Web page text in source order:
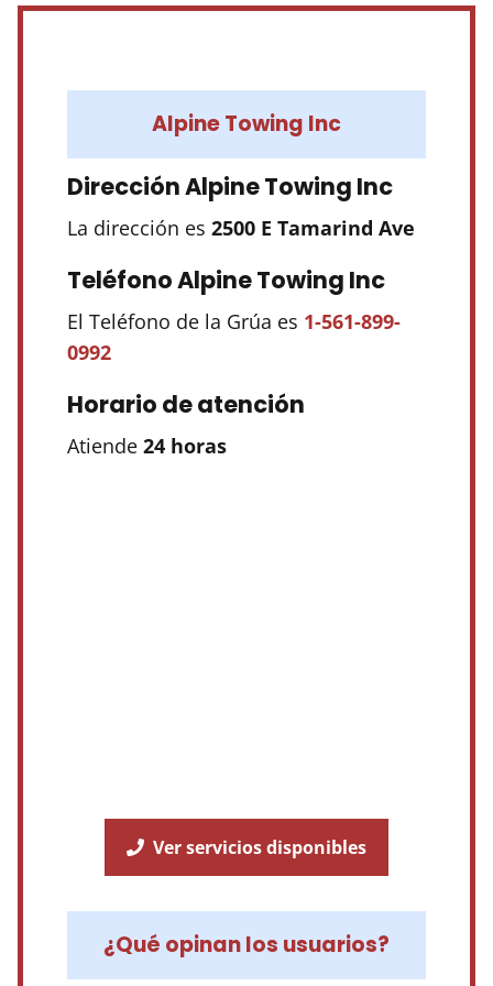
Alpine Towing Inc
Dirección Alpine Towing Inc
La dirección es 2500 E Tamarind Ave
Teléfono Alpine Towing Inc
El Teléfono de la Grúa es 1-561-899-
0992
Horario de atención
Atiende 24 horas
Ver servicios disponibles
¿Qué opinan los usuarios?